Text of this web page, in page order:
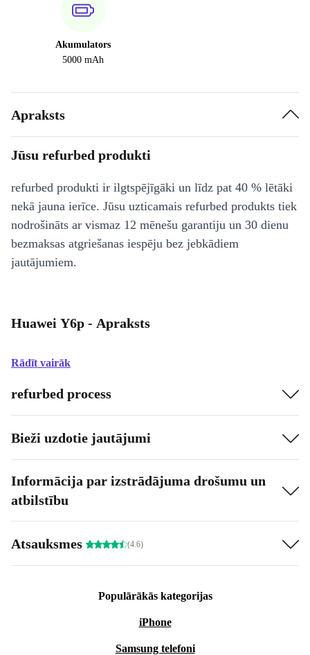
Akumulators
5000 mAh
Apraksts
Jūsu refurbed produkti
refurbed produkti ir ilgtspējīgāki un līdz pat 40 % lētāki
nekā jauna ierīce. Jūsu uzticamais refurbed produkts tiek
nodrošināts ar vismaz 12 mēnešu garantiju un 30 dienu
bezmaksas atgriešanas iespēju bez jebkādiem
jautājumiem.
Huawei Y6p - Apraksts
Rādīt vairāk
refurbed process
Bieži uzdotie jautājumi
Informācija par izstrādājuma drošumu un
atbilstību
Atsauksmes (4.6)
Populārākās kategorijas
iPhone
Samsung telefoni